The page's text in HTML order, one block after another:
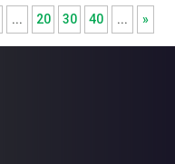
... 20 30 40 ... »